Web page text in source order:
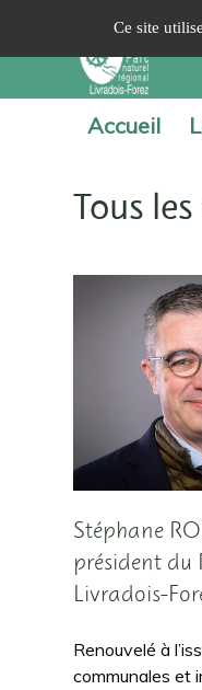
Accueil
Tous
Stéphane
président du
Livradois-
Renouvelé à
communales et
Ce site